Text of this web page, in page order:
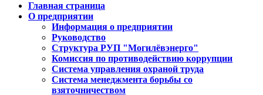
Главная страница
О предприятии
Информация о предприятии
Руководство
Структура РУП "Могилёвэнерго"
Комиссия по противодействию коррупции
Система управления охраной труда
Система менеджмента борьбы со
взяточничеством